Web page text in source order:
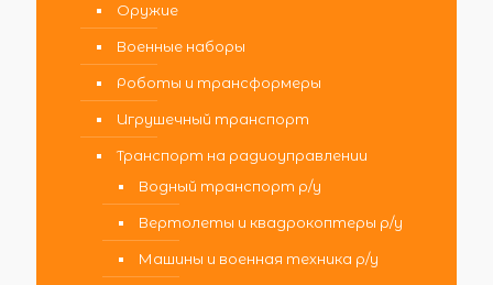
Оружие
Военные наборы
Роботы и трансформеры
Игрушечный транспорт
Транспорт на радиоуправлении
Водный транспорт р/у
Вертолеты и квадрокоптеры р/у
Машины и военная техника р/у